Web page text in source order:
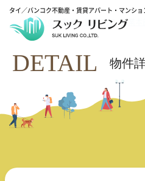
タイ／バンコク不動産・賃貸アパート・マンショ
バンコクの不動産・賃貸 TOP >営業本
DETAIL 物件